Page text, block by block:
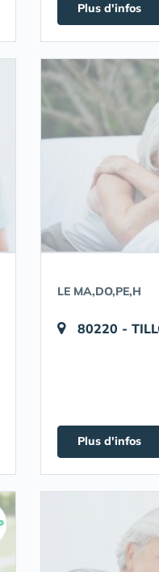
Plus d'infos
LE MA,DO,PE,H
80220 -
Plus d'infos